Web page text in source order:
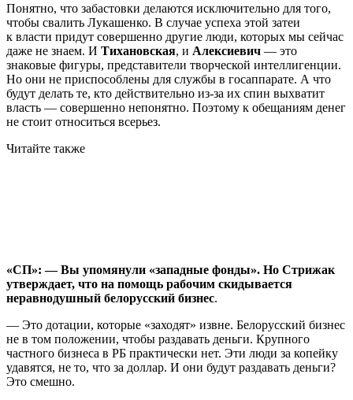
Понятно, что забастовки делаются исключительно для того,
чтобы свалить Лукашенко. В случае успеха этой затеи
к власти придут совершенно другие люди, которых мы сейчас
даже не знаем. И Тихановская, и Алексиевич — это
знаковые фигуры, представители творческой интеллигенции.
Но они не приспособлены для службы в госаппарате. А что
будут делать те, кто действительно из-за их спин выхватит
власть — совершенно непонятно. Поэтому к обещаниям денег
не стоит относиться всерьез.
Читайте также
«СП»: — Вы упомянули «западные фонды». Но Стрижак
утверждает, что на помощь рабочим скидывается
неравнодушный белорусский бизнес.
— Это дотации, которые «заходят» извне. Белорусский бизнес
не в том положении, чтобы раздавать деньги. Крупного
частного бизнеса в РБ практически нет. Эти люди за копейку
удавятся, не то, что за доллар. И они будут раздавать деньги?
Это смешно.